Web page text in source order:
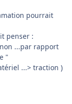
pourrait
penser :
...par rapport
"
...> traction )